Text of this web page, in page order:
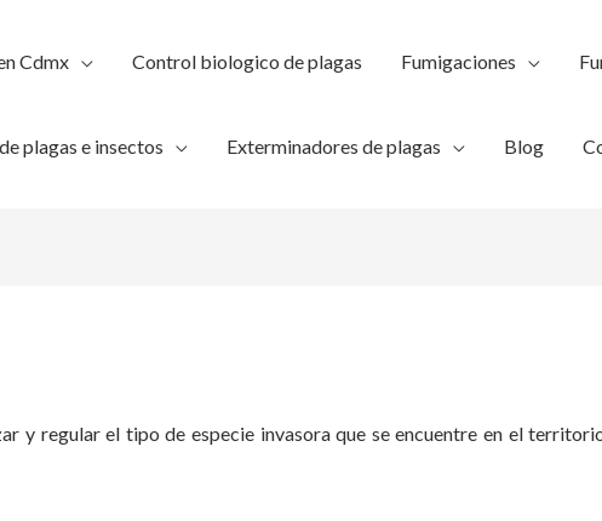
Cdmx Control biologico de plagas Fumigaciones
plagas e insectos Exterminadores de plagas Blog
y regular el tipo de especie invasora que se encuentre en el